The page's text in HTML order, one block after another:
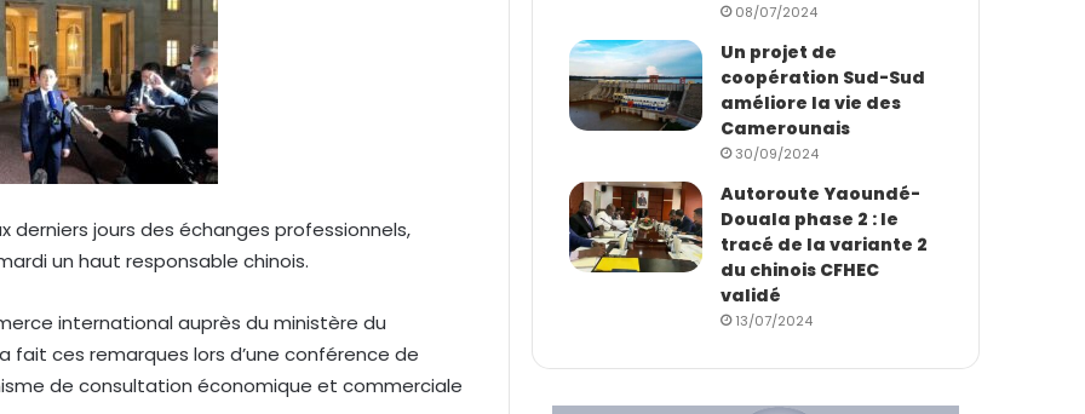
derniers jours des échanges professionnels,
un haut responsable chinois.
international auprès du ministère du
ces remarques lors d’une conférence de
de consultation économique et commerciale
08/07/2024
Un projet de
coopération Sud-Sud
améliore la vie des
Camerounais
30/09/2024
Autoroute Yaoundé-
Douala phase 2 : le
tracé de la variante 2
du chinois CFHEC
validé
13/07/2024